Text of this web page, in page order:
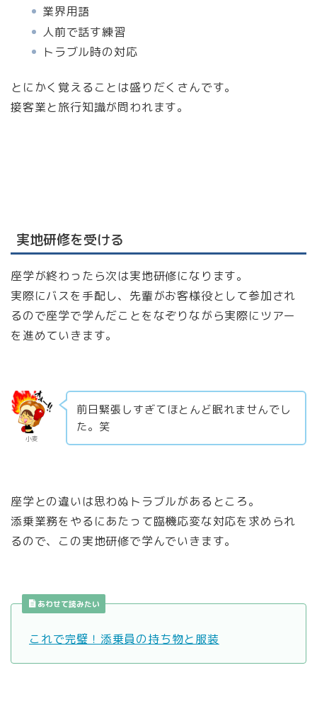
業界用語
人前で話す練習
トラブル時の対応
とにかく覚えることは盛りだくさんです。
接客業と旅行知識が問われます。
実地研修を受ける
座学が終わったら次は実地研修になります。
実際にバスを手配し、先輩がお客様役として参加され
るので座学で学んだことをなぞりながら実際にツアー
を進めていきます。
小麦
前日緊張しすぎてほとんど眠れませんでし
た。笑
座学との違いは思わぬトラブルがあるところ。
添乗業務をやるにあたって臨機応変な対応を求められ
るので、この実地研修で学んでいきます。
あわせて読みたい
これで完璧！添乗員の持ち物と服装